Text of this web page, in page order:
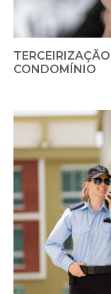
CONDOMÍNIO